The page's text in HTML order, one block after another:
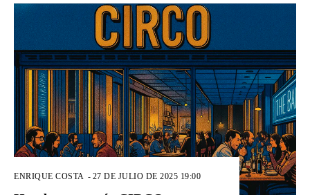
ENRIQUE COSTA - 27 DE JULIO DE 2025 19:00